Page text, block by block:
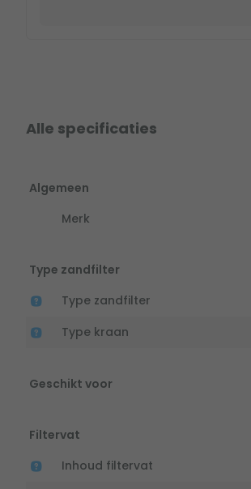
Alle specificaties
Algemeen
Merk
Type zandfilter
Type zandfilter
Type kraan
Geschikt voor
Filtervat
Inhoud filtervat